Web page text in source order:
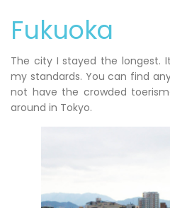
Fukuoka
The city I stayed the longest.
my standards. You can find
not have the crowded
around in Tokyo.